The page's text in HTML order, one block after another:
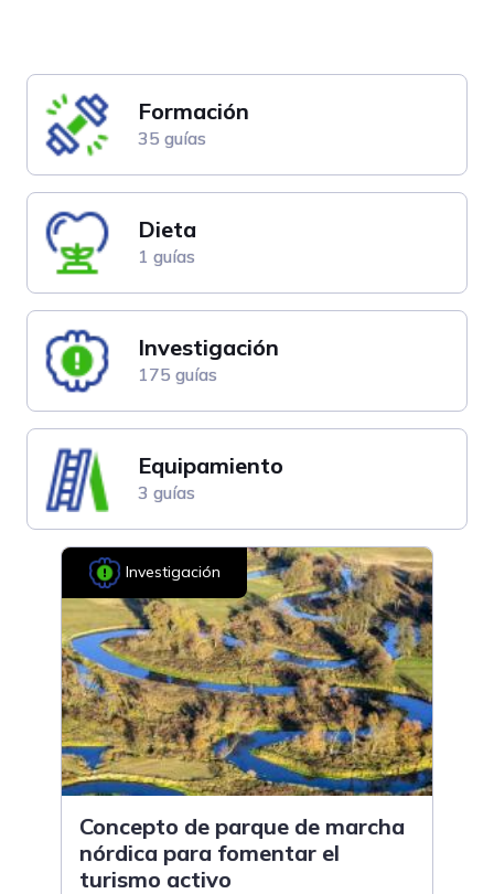
Formación
35 guías
Dieta
1 guías
Investigación
175 guías
Equipamiento
3 guías
Investigación
Concepto de parque de marcha
nórdica para fomentar el
turismo activo